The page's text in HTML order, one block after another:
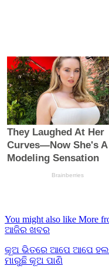
You might also like More
ଆଜିର ଖବର
କୂଅ ଭିତରେ ଆପେ ଆପେ
ମାରୁଛି କୂଅ ପାଣି